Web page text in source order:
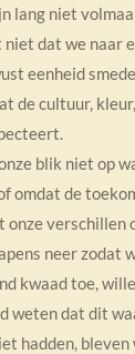
lang niet
dat we naar
eenheid
de cultuur,
blik niet op
omdat de
onze verschillen
neer zodat
kwaad toe,
weten dat dit
hadden, bleven